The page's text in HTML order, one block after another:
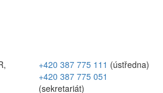
+420 387 775 111 (ústředna)
+420 387 775 051
(sekretariát)